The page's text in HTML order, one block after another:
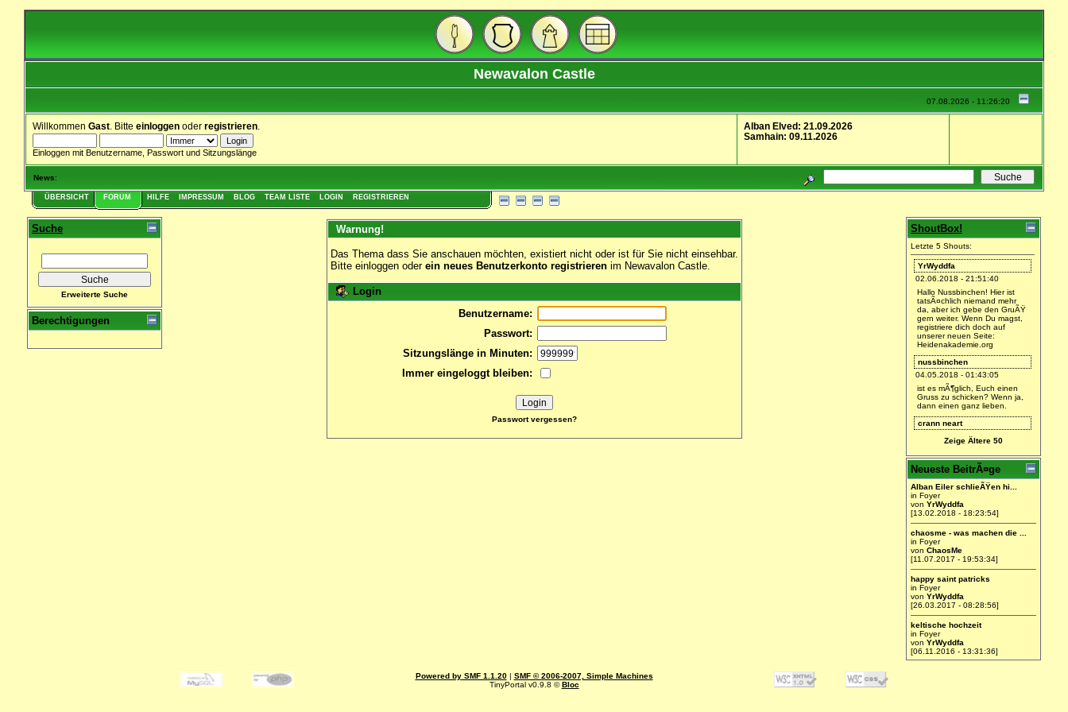
Newavalon Castle
07.08.2026 - 11:26:20
Willkommen Gast . Bitte einloggen oder registrieren
Einloggen mit Benutzername, Passwort und Sitzungslänge
Alban Elved: 21.09.2026
Samhain: 09.11.2026
News:
ÜBERSICHT FORUM HILFE IMPRESSUM BLOG TEAM LISTE LOGIN REGISTRIEREN
Suche
Erweiterte Suche
Berechtigungen
Warnung!
Das Thema dass Sie anschauen möchten, existiert nicht oder ist für Sie nicht einsehbar.
Bitte einloggen oder ein neues Benutzerkonto registrierenim Newavalon Castle.
Login
Benutzername:
Passwort:
Sitzungslänge in Minuten:
Immer eingeloggt bleiben:
Passwort vergessen?
ShoutBox!
Letzte 5 Shouts:
YrWyddfa
02.06.2018 - 21:51:40
Hallo Nussbinchen! Hier ist
tatsÃ¤chlich niemand mehr
da, aber ich gebe den GruÃŸ
gern weiter. Wenn Du magst,
registriere dich doch auf
unserer neuen Seite:
Heidenakademie.org
nussbinchen
04.05.2018 - 01:43:05
ist es mÃ¶glich, Euch einen
Gruss zu schicken? Wenn ja,
dann einen ganz lieben.
crann neart
28.01.2018 - 21:22:41
Arianca
27.01.2018 - 18:47:09
Find ich gut =)
YrWyddfa
27.01.2018 - 11:26:04
Ich werde hier wieder Leben
einhauchen.
Zeige Ältere 50
Neueste BeitrÃ¤ge
Alban Eiler schlieÃŸen hi...
in Foyer
von YrWyddfa
[13.02.2018 - 18:23:54]
chaosme - was machen die ...
in Foyer
von ChaosMe
[11.07.2017 - 19:53:34]
happy saint patricks
in Foyer
von YrWyddfa
[26.03.2017 - 08:28:56]
keltische hochzeit
in Foyer
von YrWyddfa
[06.11.2016 - 13:31:36]
Powered by SMF 1.1.20| SMF © 2006-2007, Simple Machines
TinyPortal v0.9.8 ©Bloc